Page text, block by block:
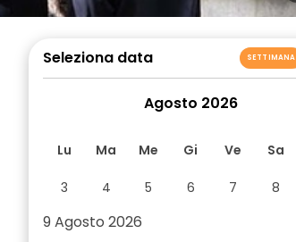
Seleziona data SETTIMANA
Agosto 2026
Lu Ma Me Gi Ve Sa
3 4 5 6 7 8
9 Agosto 2026